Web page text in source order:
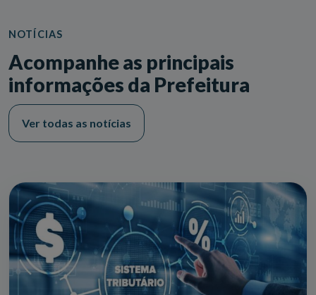
NOTÍCIAS
Acompanhe as principais
informações da Prefeitura
Ver todas as notícias